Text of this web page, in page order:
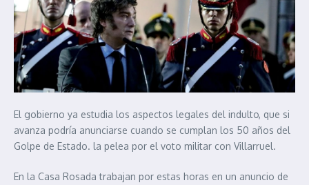
El gobierno ya estudia los aspectos legales del indulto, que si
avanza podría anunciarse cuando se cumplan los 50 años del
Golpe de Estado. la pelea por el voto militar con Villarruel.
En la Casa Rosada trabajan por estas horas en un anuncio de